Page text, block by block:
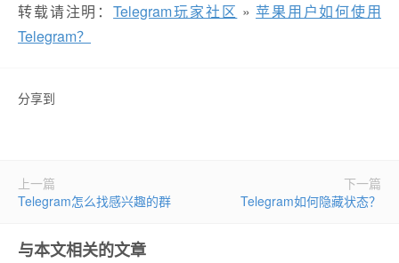
转载请注明：Telegram玩家社区 »苹果用户如何使用
Telegram？
分享到
上一篇
Telegram怎么找感兴趣的群
下一篇
Telegram如何隐藏状态？
与本文相关的文章